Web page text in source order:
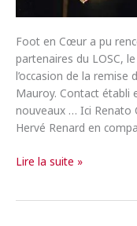
Foot en Cœur a pu
partenaires du LOSC,
l’occasion de la
Mauroy. Contact établi
nouveaux … Ici Renato
Hervé Renard en
Rencontre
Lire la suite »